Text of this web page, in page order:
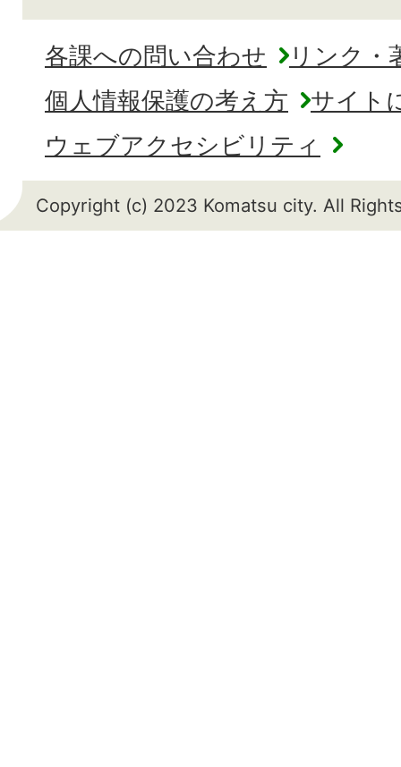
各課への問い合わせ
リンク・
個人情報保護の考え方
サイト
ウェブアクセシビリティ
Copyright (c) 2023 Komatsu city. All